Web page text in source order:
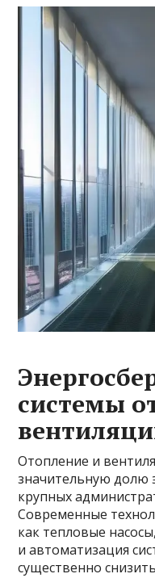
системы
Отопление и
значительную долю
крупных
Современные
как тепловые
и автоматизация
существенно